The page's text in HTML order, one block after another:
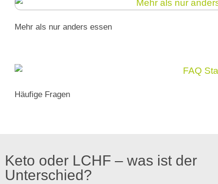
Mehr als nur anders essen
Häufige Fragen
Keto oder LCHF – was ist der
Unterschied?